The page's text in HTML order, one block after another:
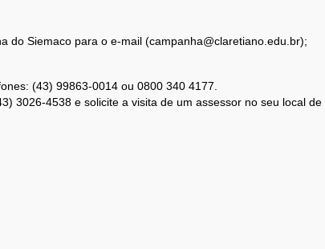
do Siemaco para o e-mail (campanha@claretiano.edu.br);
(43) 99863-0014 ou 0800 340 4177.
3026-4538 e solicite a visita de um assessor no seu local de